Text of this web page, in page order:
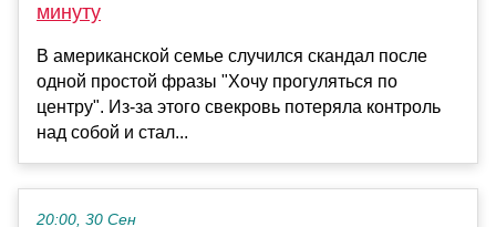
минуту
В американской семье случился скандал после
одной простой фразы "Хочу прогуляться по
центру". Из-за этого свекровь потеряла контроль
над собой и стал...
20:00, 30 Сен